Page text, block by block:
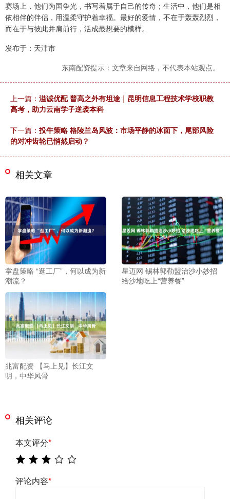
赛场上，他们为国争光，书写着属于自己的传奇；生活中，他们是相
依相伴的伴侣，用温柔守护着幸福。最好的爱情，不在于轰轰烈烈，
而在于与彼此并肩前行，活成最想要的模样。
发布于：天津市
东南配资提示：文章来自网络，不代表本站观点。
上一篇： 溢诚优配 普高之外有坦途｜昆明信息工程技术学校职教
高考，助力云南学子逆袭本科
下一篇： 投牛策略 格陵兰岛风波：市场平静的冰面下，尾部风险
的对冲齿轮已悄然启动？
相关文章
掌盘策略 “逛工厂”，何以成为新
潮流？
星迈网 锡林郭勒盟治沙小妙招
给沙地吃上“营养餐”
兆富配资 【马上见】长江文
明，中华风骨
相关评论
本文评分*
评论内容*